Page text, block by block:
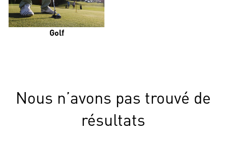
Golf
Nous n’avons pas trouvé de
résultats